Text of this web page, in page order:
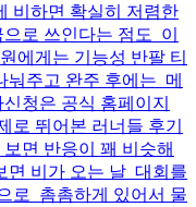
비하면 확실히 저렴한
로 쓰인다는 점도 이
에게는 기능성 반팔 티
주고 완주 후에는 메
청은 공식 홈페이지
뛰어본 러너들 후기
면 반응이 꽤 비슷해
면 비가 오는 날 대회를
로 촘촘하게 있어서 물